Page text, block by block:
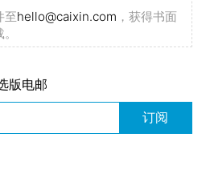
至hello@caixin.com ，获得书面
版电邮
订阅